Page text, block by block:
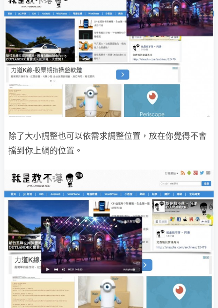
除了大小調整也可以依需求調整位置，放在你覺得不會
擋到你上網的位置。